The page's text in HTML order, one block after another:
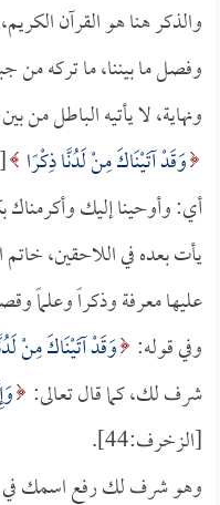
والذكر هنا هو القرآن
وفصل ما بيننا، ما تركه من
ونهاية، لا يأتيه الباطل من
وَقَدْ آتَيْنَاكَ مِنْ لَدُنَّا ذِكْرًا
أي: وأوحينا إليك وأكرمناك
يأت بعده في اللاحقين، خاتم
عليها معرفة وذكراً وعلماً
وفي قوله: وَقَدْ آتَيْنَاكَ مِنْ
شرف لك، كما قال تعالى:
[الزخرف:44].
وهو شرف لك رفع اسمك في